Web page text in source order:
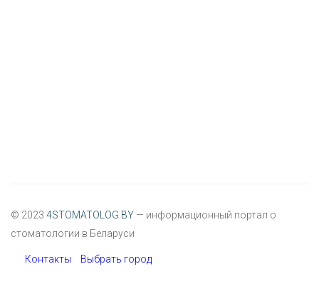
© 2023 4STOMATOLOG.BY — информационный портал о
стоматологии в Беларуси
Контакты Выбрать город